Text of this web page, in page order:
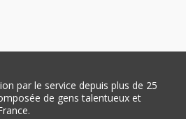
par le service depuis plus de 25
de gens talentueux et